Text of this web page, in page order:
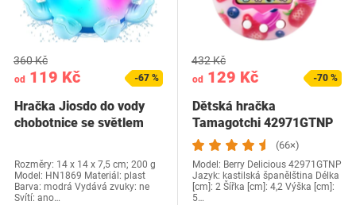
od 119 Kč
360 Kč
-67 %
Hračka Jiosdo do vody
chobotnice se světlem
Rozměry: ‎14 x 14 x 7,5 cm; 200 g
Model: ‎HN1869 Materiál: plast
Barva: modrá Vydává zvuky: ne
Svítí: ano…
od 129 Kč
432 Kč
-70 %
Dětská hračka
Tamagotchi 42971GTNP
(66×)
Model: ‎Berry Delicious 42971GTNP
Jazyk:‎ kastilská španělština Délka
[cm]: 2 Šířka [cm]: 4,2 Výška [cm]:
5…